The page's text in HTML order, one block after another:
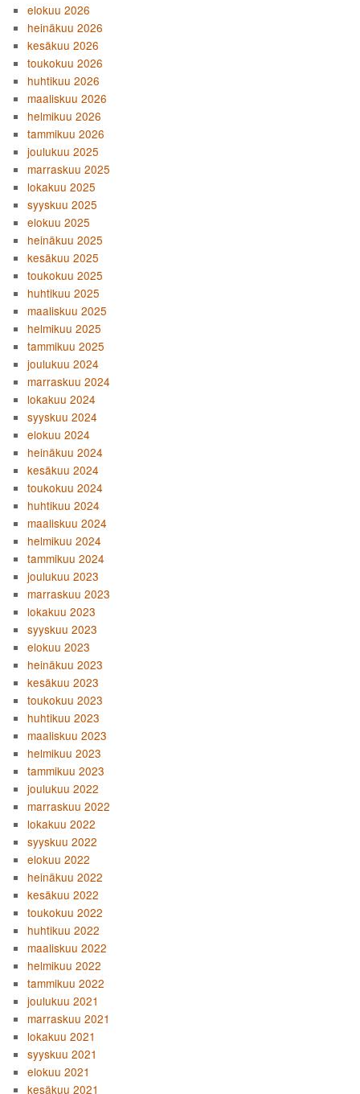
elokuu 2026
heinäkuu 2026
kesäkuu 2026
toukokuu 2026
huhtikuu 2026
maaliskuu 2026
helmikuu 2026
tammikuu 2026
joulukuu 2025
marraskuu 2025
lokakuu 2025
syyskuu 2025
elokuu 2025
heinäkuu 2025
kesäkuu 2025
toukokuu 2025
huhtikuu 2025
maaliskuu 2025
helmikuu 2025
tammikuu 2025
joulukuu 2024
marraskuu 2024
lokakuu 2024
syyskuu 2024
elokuu 2024
heinäkuu 2024
kesäkuu 2024
toukokuu 2024
huhtikuu 2024
maaliskuu 2024
helmikuu 2024
tammikuu 2024
joulukuu 2023
marraskuu 2023
lokakuu 2023
syyskuu 2023
elokuu 2023
heinäkuu 2023
kesäkuu 2023
toukokuu 2023
huhtikuu 2023
maaliskuu 2023
helmikuu 2023
tammikuu 2023
joulukuu 2022
marraskuu 2022
lokakuu 2022
syyskuu 2022
elokuu 2022
heinäkuu 2022
kesäkuu 2022
toukokuu 2022
huhtikuu 2022
maaliskuu 2022
helmikuu 2022
tammikuu 2022
joulukuu 2021
marraskuu 2021
lokakuu 2021
syyskuu 2021
elokuu 2021
kesäkuu 2021